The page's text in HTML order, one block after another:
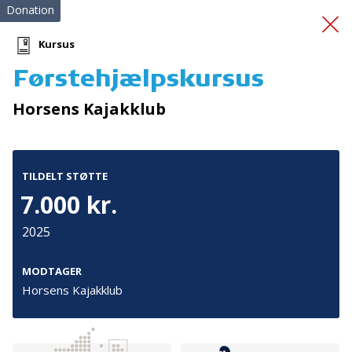
Løbebånd
Donation
Kursus
Førstehjælpskursus
Horsens Kajakklub
TILDELT STØTTE
7.000 kr.
2025
MODTAGER
Horsens Kajakklub
Tilmeld nyhedsbrev
De seneste nyheder om TrygFondens og TryghedsGruppens
aktiviteter direkte i din indbakke.
Tilmeld